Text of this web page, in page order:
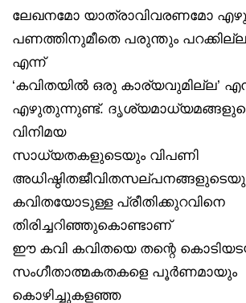
ലേഖനമോ യാത്രാവിവരണമോ
പണത്തിനുമീതെ പരുന്തും പറക്കില്ല,
എന്ന്
‘കവിതയിൽ ഒരു കാര്യവുമില്ല’
എഴുതുന്നുണ്ട്.
വിനിമയ
സാധ്യതകളുടെയും വിപണി
കവിതയോടുള്ള പ്രീതിക്കുറവിനെ
തിരിച്ചറിഞ്ഞുകൊണ്ടാണ്
ഈ കവി കവിതയെ തന്റെ
സംഗീതാത്മകതകളെ പൂർണമായും
കൊഴിച്ചുകളഞ്ഞ